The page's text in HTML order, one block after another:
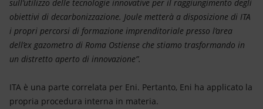
sull’utilizzo delle tecnologie innovative per il raggiungimento degli
obiettivi di decarbonizzazione. Joule metterà a disposizione di ITA
i propri percorsi di formazione imprenditoriale presso l’area
dell’ex gazometro di Roma Ostiense che stiamo trasformando in
un distretto aperto di innovazione”.
ITA è una parte correlata per Eni. Pertanto, Eni ha applicato la
propria procedura interna in materia.